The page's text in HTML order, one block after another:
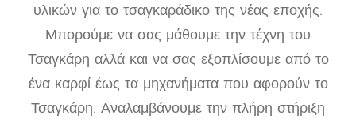
υλικών για το τσαγκαράδικο της νέας εποχής.
Μπορούμε να σας μάθουμε την τέχνη του
Τσαγκάρη αλλά και να σας εξοπλίσουμε από το
ένα καρφί έως τα μηχανήματα που αφορούν το
Τσαγκάρη. Αναλαμβάνουμε την πλήρη στήριξη